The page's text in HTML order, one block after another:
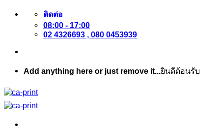
ข้าม
เนื้อหา
ติดต่อ
08:00 - 17:00
02 4326693 , 080 0453939
Add anything here or just remove it...ยินดีต้อนรับ